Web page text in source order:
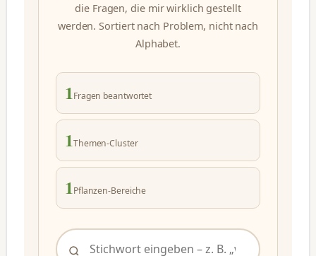
die Fragen, die mir wirklich gestellt
werden. Sortiert nach Problem, nicht nach
Alphabet.
1Fragen beantwortet
1Themen-Cluster
1Pflanzen-Bereiche